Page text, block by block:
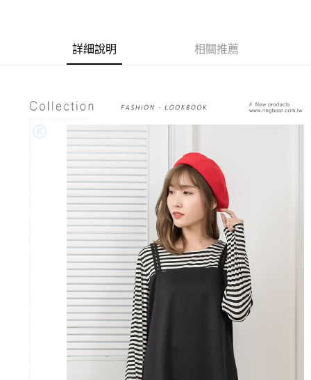
１．透過由恩沛科技股份有限公司提供之「AFTEE先享後付」服務完成之交
３．未成年的使用者請事先徵得法定代理人或監護人之同意方可使用
「AFTEE先享後付」，若未經同意申辦者引起之損失，本公司不負相關責
４．使用「AFTEE先享後付」時，將依據個別帳號之用戶狀況，依本公司即
時審查核予不同之上限額度；若仍有額度不足之情形，本公司將視審查結果
請求用戶進行身份認證。
５．嚴禁一人註冊多個帳號或使用他人資訊註冊。若發現惡意使用之情形，
恩沛科技股份有限公司將有權停止該用戶之使用額度並採取法律行動。
每筆NT$100，滿NT$1,000(含以上)免運費
詳細說明 相關推薦